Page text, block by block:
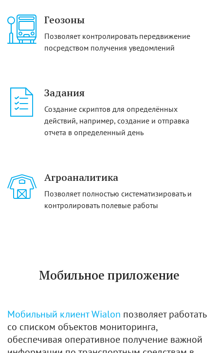
Геозоны
Позволяет контролировать передвижение
посредством получения уведомлений
Задания
Создание скриптов для определённых
действий, например, создание и отправка
отчета в определенный день
Агроаналитика
Позволяет полностью систематизировать и
контролировать полевые работы
Мобильное приложение
Мобильный клиент Wialon позволяет работать
со списком объектов мониторинга,
обеспечивая оперативное получение важной